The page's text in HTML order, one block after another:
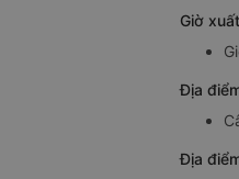
Giờ
Địa
Địa